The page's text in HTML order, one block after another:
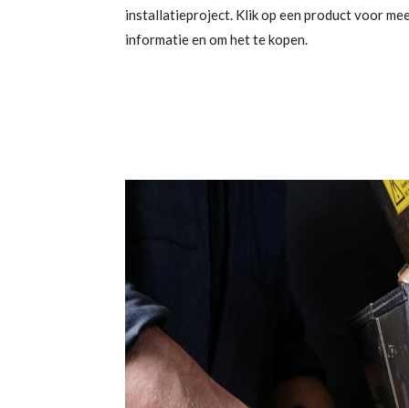
installatieproject. Klik op een product voor
informatie en om het te kopen.